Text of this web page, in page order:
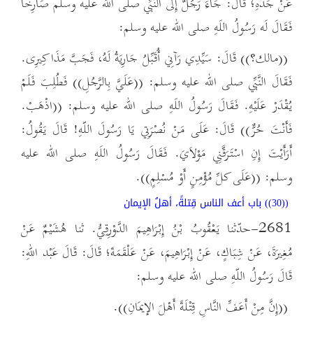
فَقَالَ لَه رَسُولُ اللَهِ صلى الله عليه وسلم:
((مالك؟)) قَالَ: سَيِّدِي رَآنِي أُقَبِّلُ جَارِيَةُ لَهُ، فَجَبَّ مَذَا كِيرِى.
فَقَالَ النَّبِّي صلى الله عليه وسلم: ((عَلَيَّ بِالرَّجُلِ)) فَطُلِبَ فَلَمْ
يُقْدَرْ عَلَيْهِ. فَقَالَ رَسُولُ اللَهِ صلى الله عليه وسلم: ((اذْهَبْ.
فَأَنْتَ حُرٌّ)) قَالَ: عَلَى مَنْ نُصْرَتِي يَا رَسُولَ اللّهِ! قَالَ يَقُولُ:
أَرَأَيْتَ إِنِ اسْتَرَقَّنِي مَوْلاَيَ. فَقَالَ رَسُولُ اللَهِ صلى الله عليه
وسلم: ((عَلَى كلِّ مُؤْمِنٍ أَوْ مُسْلِمٍ)).
((30)) باب أعف الناس قِتلةً، أهلُ الإيمان
2681-حدّثنا يَعْقُوبُ بْنُ إِبْرَاهِيمَ الدَّوْرِقِيُّ. ثنا هُشَيْمٌ عَنْ
مُغِيرَةَ، عَنْ شِبَاكٍ، عَنْ إِبْرَاهِيمَ، عَنْ عَلْقَمَةَ؛ قَالَ: قَالَ عَبْد اللهِ:
قَالَ رَسُولُ اللّهِ صلى الله عليه وسلم:
((إِنَّ مِنْ أَعَفِّ النَّاسِ قِتْلَةً أَهْلَ الإيمَانِ)).